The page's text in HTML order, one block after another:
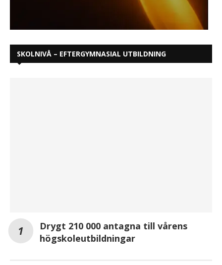
SKOLNIVÅ – EFTERGYMNASIAL UTBILDNING
Drygt 210 000 antagna till vårens
högskoleutbildningar